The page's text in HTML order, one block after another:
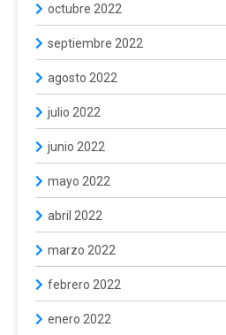
octubre 2022
septiembre 2022
agosto 2022
julio 2022
junio 2022
mayo 2022
abril 2022
marzo 2022
febrero 2022
enero 2022